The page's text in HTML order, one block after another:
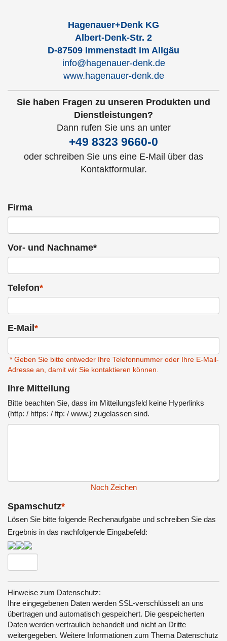
Hagenauer+Denk KG
Albert-Denk-Str. 2
D-87509 Immenstadt im Allgäu
info@hagenauer-denk.de
www.hagenauer-denk.de
Sie haben Fragen zu unseren Produkten und
Dienstleistungen?
Dann rufen Sie uns an unter
+49 8323 9660-0
oder schreiben Sie uns eine E-Mail über das
Kontaktformular.
Firma
Vor- und Nachname*
Telefon*
E-Mail *
* Geben Sie bitte entweder Ihre Telefonnummer oder Ihre E-Mail-
Adresse an, damit wir Sie kontaktieren können.
Ihre Mitteilung
Bitte beachten Sie, dass im Mitteilungsfeld keine Hyperlinks
(http: / https: / ftp: / www.) zugelassen sind.
Noch Zeichen
Spamschutz*
Lösen Sie bitte folgende Rechenaufgabe und schreiben Sie das
Ergebnis in das nachfolgende Eingabefeld:
Hinweise zum Datenschutz:
Ihre eingegebenen Daten werden SSL-verschlüsselt an uns
übertragen und automatisch gespeichert. Die gespeicherten
Daten werden vertraulich behandelt und nicht an Dritte
weitergegeben. Weitere Informationen zum Thema Datenschutz